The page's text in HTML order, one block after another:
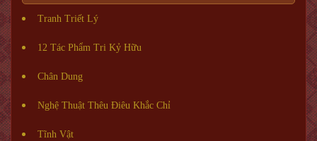
Tranh Triết Lý
12 Tác Phẩm Tri Kỷ Hữu
Chân Dung
Nghệ Thuật Thêu Điêu Khắc Chỉ
Tĩnh Vật